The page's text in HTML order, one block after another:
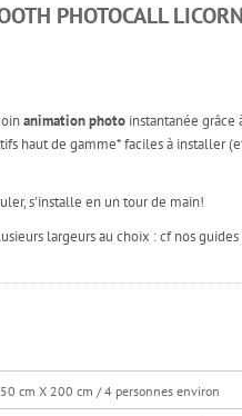
PHOTOCALL
animation photoinstantanée grâce
haut de gamme* faciles à installer
s'installe en un tour de main!
largeurs au choix : cf nos guides
cm X 200 cm / 4 personnes environ